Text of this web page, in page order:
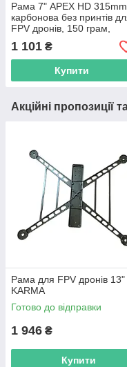
Рама 7" APEX HD 315mm
карбонова без принтів
FPV дронів, 150 грам,
PHISTAL
1 101 ₴
Купити
Акційні пропозиції
Рама для FPV дронів 13"
KARMA
Готово до відправки
1 946 ₴
Купити